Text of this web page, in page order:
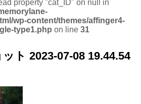
property "cat_ID" on null in
wp-content/themes/affinger4-
type1.php on line 31
ト 2023-07-08 19.44.54